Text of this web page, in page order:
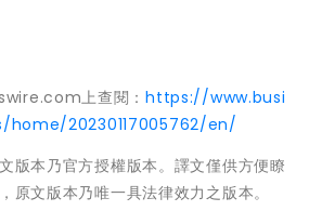
上查閱：https://www.busi
20230117005762/en/
版本乃官方授權版本。譯文僅供方便瞭
原文版本乃唯一具法律效力之版本。